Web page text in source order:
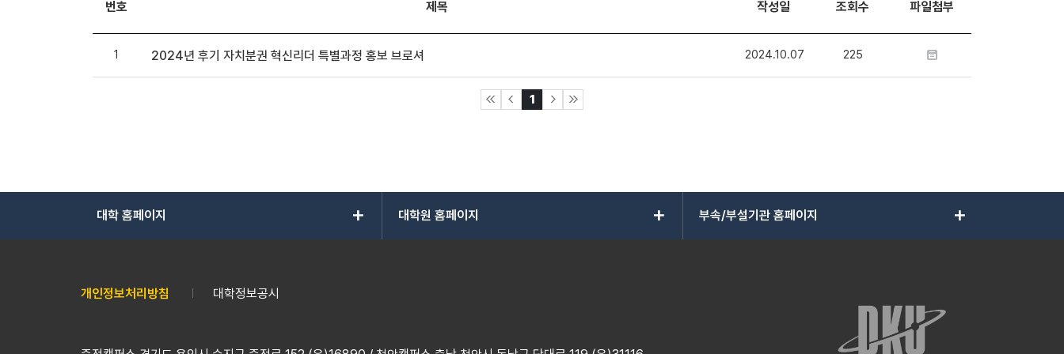
번호 제목 작성일 조회수 파일첨부
1 2024년 후기 자치분권 혁신리더 특별과정 홍보 브로셔 2024.10.07 225
1
대학 홈페이지 add 대학원 홈페이지 add 부속/부설기관 홈페이지 add
개인정보처리방침 대학정보공시